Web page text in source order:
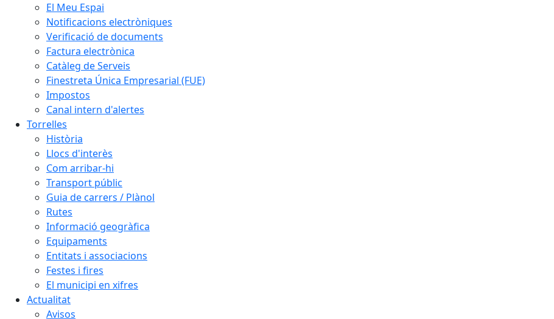
El Meu Espai
Notificacions electròniques
Verificació de documents
Factura electrònica
Catàleg de Serveis
Finestreta Única Empresarial (FUE)
Impostos
Canal intern d'alertes
Torrelles
Història
Llocs d'interès
Com arribar-hi
Transport públic
Guia de carrers / Plànol
Rutes
Informació geogràfica
Equipaments
Entitats i associacions
Festes i fires
El municipi en xifres
Actualitat
Avisos